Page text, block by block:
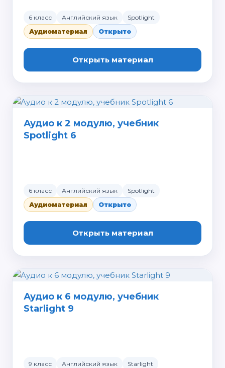
6 класс Английский язык
Spotlight
Аудиоматериал
Открыто
Открыть материал
Аудио к 2 модулю, учебник
Spotlight 6
6 класс Английский язык
Spotlight
Аудиоматериал
Открыто
Открыть материал
Аудио к 6 модулю, учебник
Starlight 9
9 класс Английский язык
Starlight